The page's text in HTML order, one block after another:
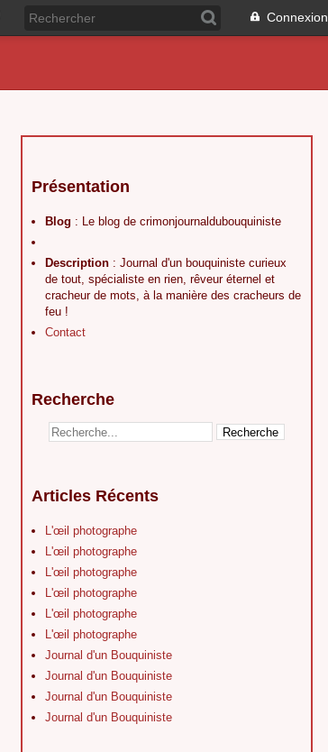
Connexion
Présentation
Blog : Le blog de crimonjournaldubouquiniste
Description : Journal d'un bouquiniste curieux
de tout, spécialiste en rien, rêveur éternel et
cracheur de mots, à la manière des cracheurs de
feu !
Contact
Recherche
Articles Récents
L'œil photographe
L'œil photographe
L'œil photographe
L'œil photographe
L'œil photographe
L'œil photographe
Journal d'un Bouquiniste
Journal d'un Bouquiniste
Journal d'un Bouquiniste
Journal d'un Bouquiniste